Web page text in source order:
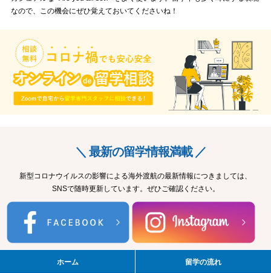
なので、この機会にぜひ覚えておいてくださいね！
＼ 最新の留学情報満載 ／
新型コロナウイルスの影響による海外渡航の最新情報につきましては、
SNSで随時更新しています。ぜひご確認ください。
ホーム 留学の流れ